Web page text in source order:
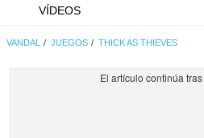
VÍDEOS
VANDAL JUEGOS THICK AS THIEVES